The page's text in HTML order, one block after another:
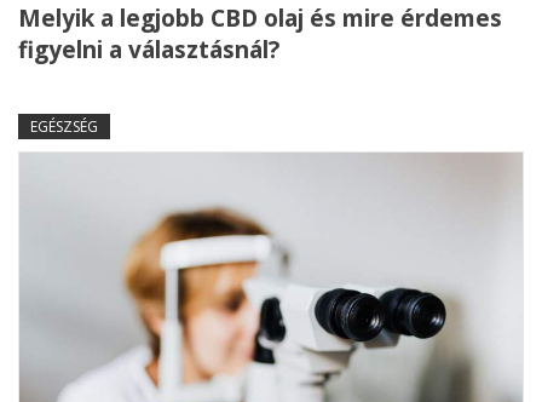
Melyik a legjobb CBD olaj és mire érdemes
figyelni a választásnál?
EGÉSZSÉG